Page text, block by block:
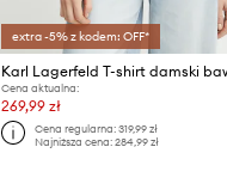
extra -5% z kodem: OFF*
Cena aktualna:
269,99 zł
Cena regularna: 319,99 zł
Najniższa cena: 284,99 zł